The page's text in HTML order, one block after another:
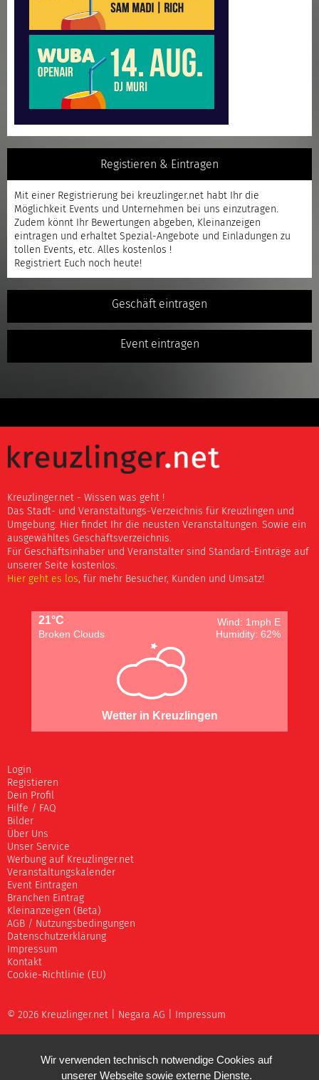
Registieren & Eintragen
Mit einer Registrierung bei kreuzlinger.net habt Ihr die
Möglichkeit Events und Unternehmen bei uns einzutragen.
Zudem könnt Ihr Bewertungen abgeben, Kleinanzeigen
eintragen und erhaltet Spezial-Angebote und Einladungen zu
tollen Events, etc. Alles kostenlos !
Registriert Euch noch heute!
Geschäft eintragen
Event eintragen
Kreuzlinger.net - Wissen was geht !
Das Stadt- und Veranstaltungs-Verzeichnis für Kreuzlingen und
Umgebung. Hier findet Ihr die neusten Veranstaltungen. Sowie ein
ausgewähltes Geschäftsverzeichnis.
Für Geschäftsinhaber und Veranstalter sind Standard-Einträge auf
unserer Seite kostenlos.
Hier geht es los, für mehr Besucher, Kunden und Umsatz!
21°C
Wind: 1mph E
Broken Clouds
Humidity: 62%
Wetter in Kreuzlingen
Login
Registieren
Dein Profil
Hilfe / FAQ
Bilder
Über Uns
Unser Service
Werbung auf Kreuzlinger.net
Veranstaltungskalender
Event Eintragen
Branchen Eintrag
Kleinanzeigen (Beta)
AGB / Nutzungsbedingungen
Datenschutzerklärung
Impressum
Kontakt
Cookie-Richtlinie (EU)
© 2026 Kreuzlinger.net | Negara AG Impressum
Wir verwenden technisch notwendige Cookies auf
unserer Webseite sowie externe Dienste.